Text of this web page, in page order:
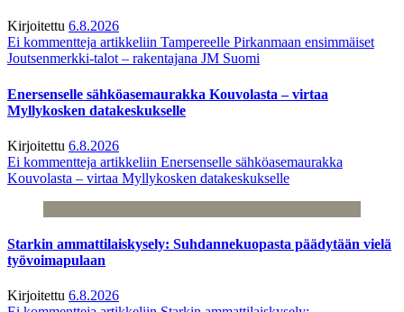
Kirjoitettu 6.8.2026
Ei kommentteja artikkeliin Tampereelle Pirkanmaan ensimmäiset
Joutsenmerkki-talot – rakentajana JM Suomi
Enersenselle sähköasemaurakka Kouvolasta – virtaa
Myllykosken datakeskukselle
Kirjoitettu 6.8.2026
Ei kommentteja artikkeliin Enersenselle sähköasemaurakka
Kouvolasta – virtaa Myllykosken datakeskukselle
Starkin ammattilaiskysely: Suhdannekuopasta päädytään vielä
työvoimapulaan
Kirjoitettu 6.8.2026